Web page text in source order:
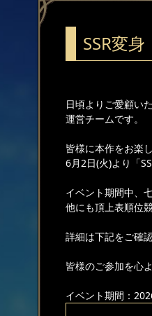
SSR変
日頃よりご愛顧い
運営チームです。
皆様に本作をお楽
6月2日(火)より「
イベント期間中、
他にも頂上表順位
詳細は下記をご確
皆様のご参加を心
イベント期間：